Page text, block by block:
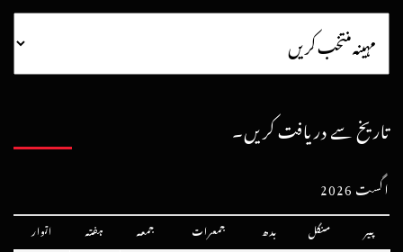
تاریخ سے دریافت کریں۔
اگست 2026
پیر منگل بدھ جمعرات جمعہ ہفتہ اتوار